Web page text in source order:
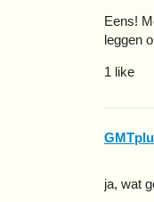
Eens!
leggen
1 like
ja, wat